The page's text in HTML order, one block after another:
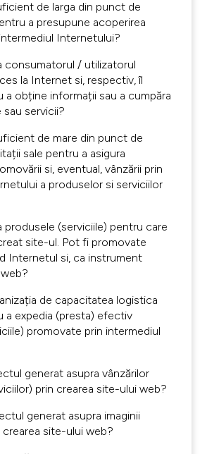
de larga din punct de
a presupune acoperirea
Internetului?
consumatorul / utilizatorul
la Internet si, respectiv, îl
a obține informații sau a cumpăra
servicii?
de mare din punct de
sale pentru a asigura
si, eventual, vânzării prin
a produselor si serviciilor
produsele (serviciile) pentru care
site-ul. Pot fi promovate
Internetul si, ca instrument
de capacitatea logistica
a expedia (presta) efectiv
promovate prin intermediul
generat asupra vânzărilor
prin crearea site-ului web?
generat asupra imaginii
crearea site-ului web?